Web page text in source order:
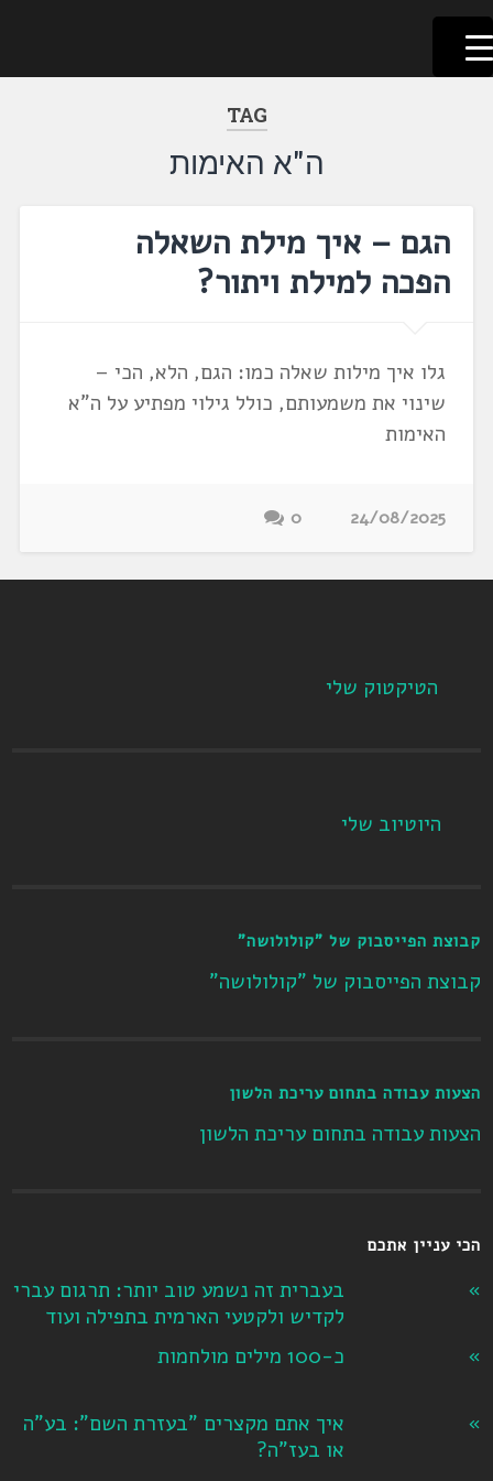
דלג
לתוכן
לשוניאדה
עברית. לשון. שפה
TAG
ה"א האימות
הגם – איך מילת השאלה
הפכה למילת ויתור?
גלו איך מילות שאלה כמו: הגם, הלא, הכי –
שינוי את משמעותם, כולל גילוי מפתיע על ה"א
האימות
24/08/2025
0
הטיקטוק שלי
היוטיוב שלי
קבוצת הפייסבוק של "קולולושה"
קבוצת הפייסבוק של "קולולושה"
הצעות עבודה בתחום עריכת הלשון
הצעות עבודה בתחום עריכת הלשון
הכי עניין אתכם
בעברית זה נשמע טוב יותר: תרגום עברי
לקדיש ולקטעי הארמית בתפילה ועוד
כ-100 מילים מולחמות
איך אתם מקצרים "בעזרת השם": בע"ה
או בעז"ה?